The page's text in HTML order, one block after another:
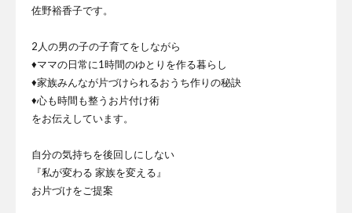
佐野裕香子です。
2人の男の子の子育てをしながら
♦ママの日常に1時間のゆとりを作る暮らし
♦家族みんなが片づけられるおうち作りの秘訣
♦心も時間も整うお片付け術
をお伝えしています。
自分の気持ちを後回しにしない
『私が変わる 家族を変える』
お片づけをご提案